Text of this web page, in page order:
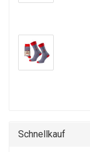
Schnellkauf